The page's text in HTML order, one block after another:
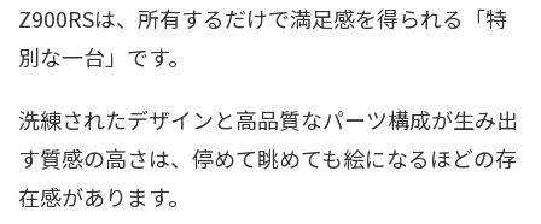
Z900RSは、所有するだけで満足感を得られる「特
別な一台」です。
洗練されたデザインと高品質なパーツ構成が生み出
す質感の高さは、停めて眺めても絵になるほどの存
在感があります。